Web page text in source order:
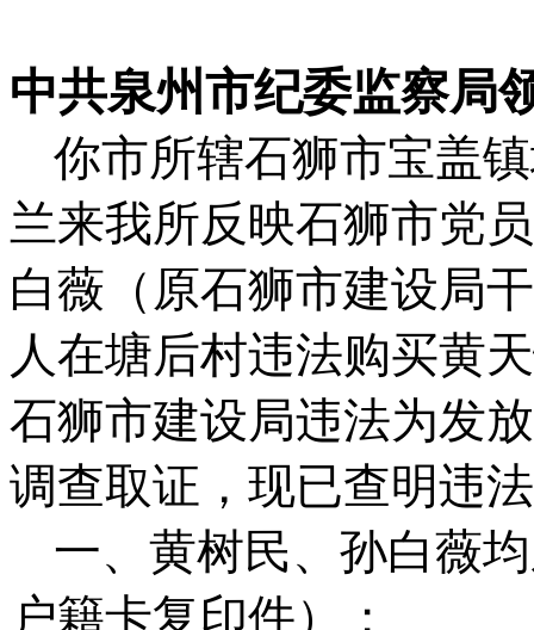
中共泉州市纪委监察局
你市所辖石狮市宝盖
兰来我所反映石狮市党
白薇（原石狮市建设局
人在塘后村违法购买黄
石狮市建设局违法为发
调查取证，现已查明违
一、黄树民、孙白薇
户籍卡复印件）；